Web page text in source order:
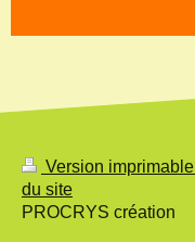
Version imprimable
du site
PROCRYS création